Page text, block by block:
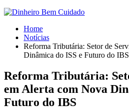
Home
Notícias
Reforma Tributária: Setor de
Dinâmica do ISS e Futuro do IBS
Reforma Tributária:
em Alerta com Nova
Futuro do IBS